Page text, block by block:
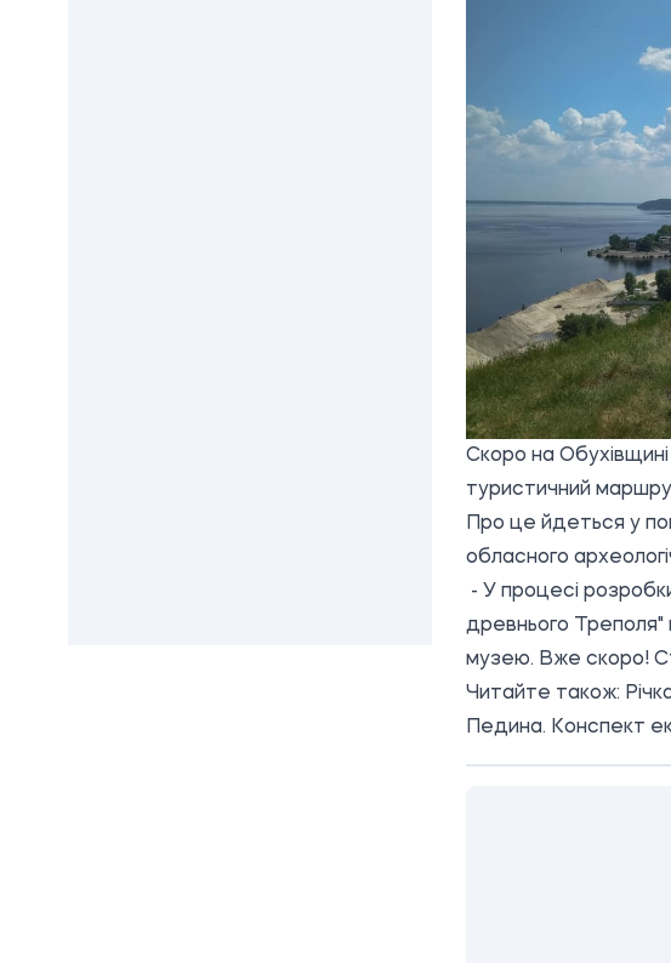
Скоро на
туристичний
Про це йдеться у
обласного
- У процесі
древнього Треполя"
музею. Вже скоро!
Читайте також:
Педина. Конспект